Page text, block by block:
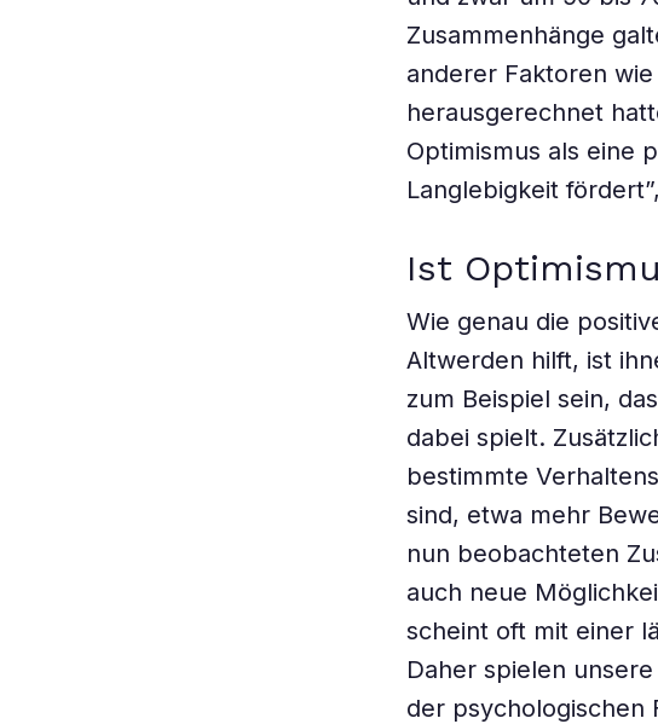
Zusammenhänge
anderer Faktoren
herausgerechnet
Optimismus als eine
Langlebigkeit
Ist
Wie genau die
Altwerden hilft, ist
zum Beispiel sein,
dabei spielt.
bestimmte
sind, etwa mehr
nun beobachteten
auch neue
scheint oft mit einer
Daher spielen
der psychologischen